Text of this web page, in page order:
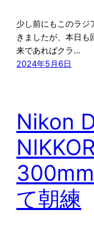
少し前にもこのラジ
きましたが、本日
来であればクラ…
2024年5月6日
Nikon
て朝練